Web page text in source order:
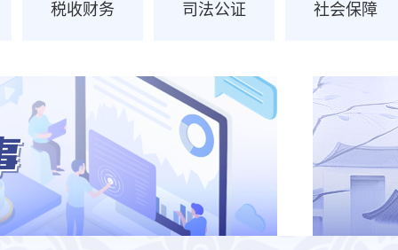
税收财务 司法公证 社会保障